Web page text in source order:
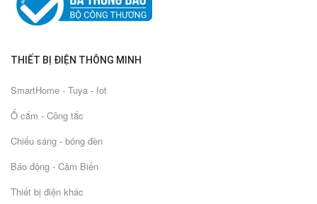
THIẾT BỊ ĐIỆN THÔNG MINH
SmartHome - Tuya - Iot
Ổ cắm - Công tắc
Chiếu sáng - bóng đèn
Báo động - Cảm Biến
Thiết bị điện khác